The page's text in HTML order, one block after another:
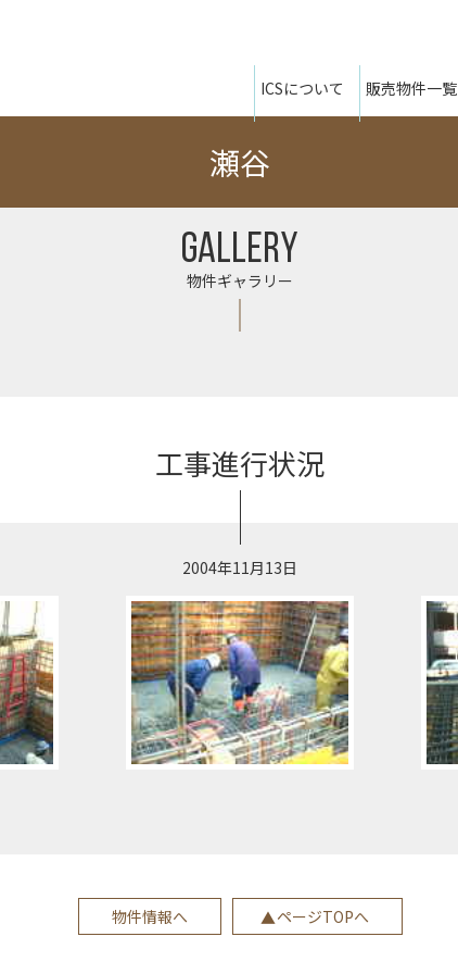
ICSについて 販売物件一覧
瀬谷
GALLERY
物件ギャラリー
工事進行状況
2004年11月13日
物件情報へ ページTOPへ